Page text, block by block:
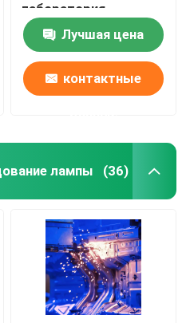
лаборатория
аттестация 30 дней
быстраяЛучшая цена
контактные
лампы (36)